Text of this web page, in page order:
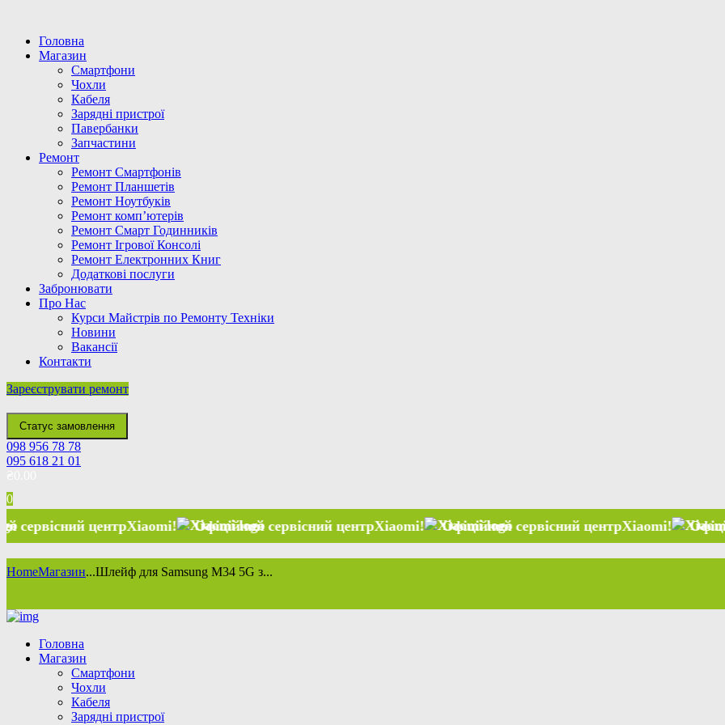
Головна
Магазин
Смартфони
Чохли
Кабеля
Зарядні пристрої
Павербанки
Запчастини
Ремонт
Ремонт Смартфонів
Ремонт Планшетів
Ремонт Ноутбуків
Ремонт комп’ютерів
Ремонт Смарт Годинників
Ремонт Ігрової Консолі
Ремонт Електронних Книг
Додаткові послуги
Забронювати
Про Нас
Курси Майстрів по Ремонту Техніки
Новини
Вакансії
Контакти
Зареєструвати ремонт
Статус замовлення
098 956 78 78
095 618 21 01
0
центрXiaomi! Офіційний сервісний центрXiaomi! Офіційний сервісний центрXiaomi! Офіційний
HomeМагазин...Шлейф для Samsung M34 5G з...
Головна
Магазин
Смартфони
Чохли
Кабеля
Зарядні пристрої